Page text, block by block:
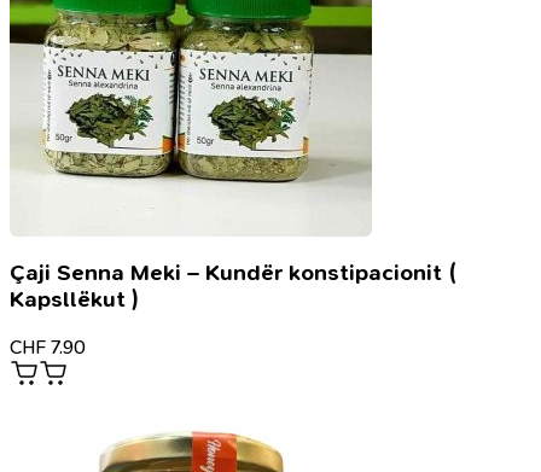
Çaji Senna Meki – Kundër konstipacionit (
Kapsllëkut )
CHF 7.90